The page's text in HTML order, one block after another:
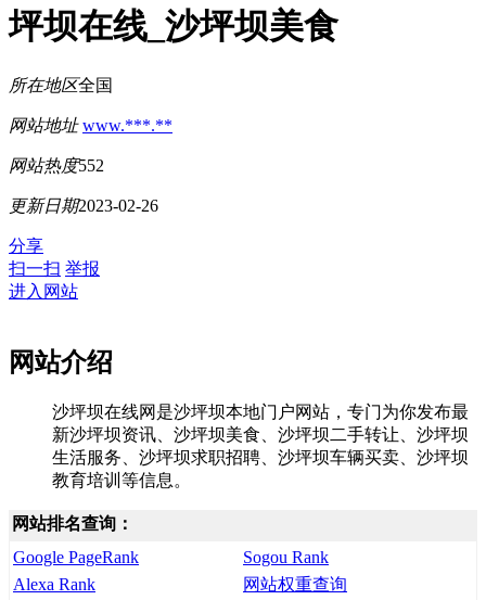
坪坝在线_沙坪坝美食
所在地区全国
网站地址 www.***.**
网站热度552
更新日期2023-02-26
分享
扫一扫 举报
进入网站
网站介绍
沙坪坝在线网是沙坪坝本地门户网站，专门为你发布最
新沙坪坝资讯、沙坪坝美食、沙坪坝二手转让、沙坪坝
生活服务、沙坪坝求职招聘、沙坪坝车辆买卖、沙坪坝
教育培训等信息。
网站排名查询：
Google PageRank
Sogou Rank
Alexa Rank
网站权重查询